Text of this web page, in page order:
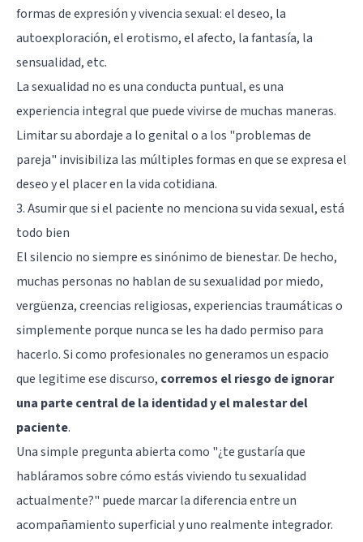
formas de expresión y vivencia sexual: el deseo, la
autoexploración, el erotismo, el afecto, la fantasía, la
sensualidad, etc.
La sexualidad no es una conducta puntual, es una
experiencia integral que puede vivirse de muchas maneras.
Limitar su abordaje a lo genital o a los "problemas de
pareja" invisibiliza las múltiples formas en que se expresa el
deseo y el placer en la vida cotidiana.
3. Asumir que si el paciente no menciona su vida sexual, está
todo bien
El silencio no siempre es sinónimo de bienestar. De hecho,
muchas personas no hablan de su sexualidad por miedo,
vergüenza, creencias religiosas, experiencias traumáticas o
simplemente porque nunca se les ha dado permiso para
hacerlo. Si como profesionales no generamos un espacio
que legitime ese discurso, corremos el riesgo de ignorar
una parte central de la identidad y el malestar del
paciente.
Una simple pregunta abierta como "¿te gustaría que
habláramos sobre cómo estás viviendo tu sexualidad
actualmente?" puede marcar la diferencia entre un
acompañamiento superficial y uno realmente integrador.